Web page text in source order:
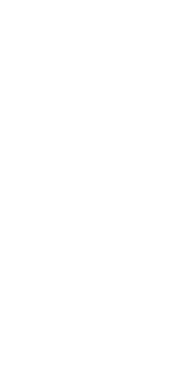
界全体の構造や現状、今から始